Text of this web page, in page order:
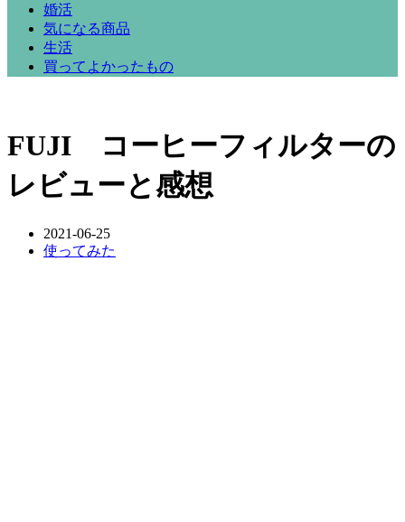
婚活
気になる商品
生活
買ってよかったもの
FUJI コーヒーフィルターの
レビューと感想
2021-06-25
使ってみた